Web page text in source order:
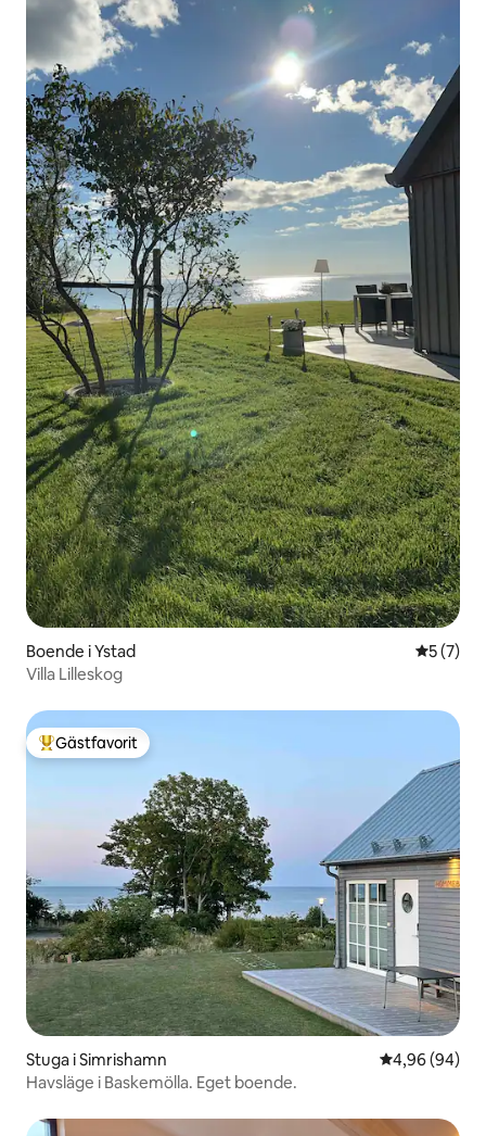
Boende i Ystad 5 av 5 i
5 (7)
Villa Lilleskog
Populär gästfavorit
Gästfavorit
Stuga i Simrishamn 4,96 av 5 i
4,96 (94)
Havsläge i Baskemölla. Eget boende.